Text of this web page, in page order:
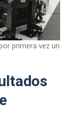
primera vez un